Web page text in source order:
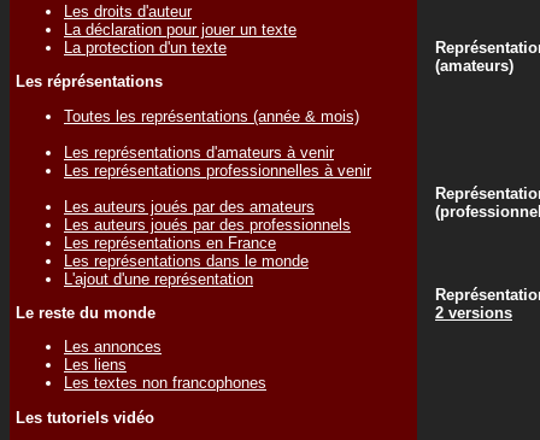
Les droits d'auteur
La déclaration pour jouer un texte
La protection d'un texte
Les réprésentations
Toutes les représentations (année & mois)
Les représentations d'amateurs à venir
Les représentations professionnelles à venir
Les auteurs joués par des amateurs
Les auteurs joués par des professionnels
Les représentations en France
Les représentations dans le monde
L'ajout d'une représentation
Le reste du monde
Les annonces
Les liens
Les textes non francophones
Les tutoriels vidéo
(amateurs)
2 versions